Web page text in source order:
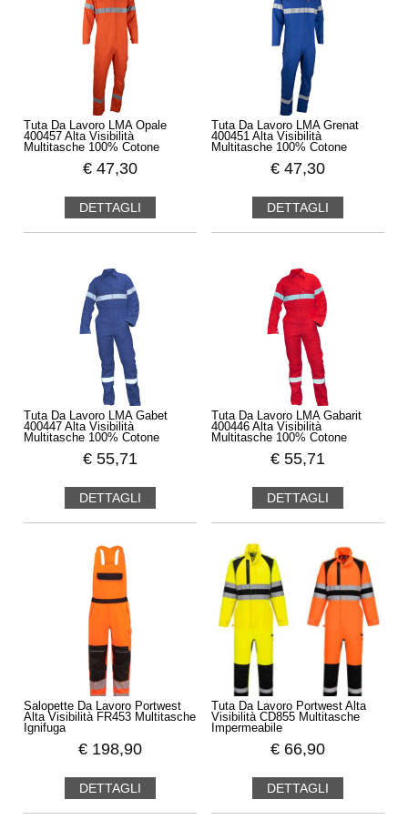
Tuta Da Lavoro LMA Opale
400457 Alta Visibilità
Multitasche 100% Cotone
€ 47,30
DETTAGLI
Tuta Da Lavoro LMA Grenat
400451 Alta Visibilità
Multitasche 100% Cotone
€ 47,30
DETTAGLI
Tuta Da Lavoro LMA Gabet
400447 Alta Visibilità
Multitasche 100% Cotone
€ 55,71
DETTAGLI
Tuta Da Lavoro LMA Gabarit
400446 Alta Visibilità
Multitasche 100% Cotone
€ 55,71
DETTAGLI
Salopette Da Lavoro Portwest
Alta Visibilità FR453 Multitasche
Ignifuga
€ 198,90
DETTAGLI
Tuta Da Lavoro Portwest Alta
Visibilità CD855 Multitasche
Impermeabile
€ 66,90
DETTAGLI